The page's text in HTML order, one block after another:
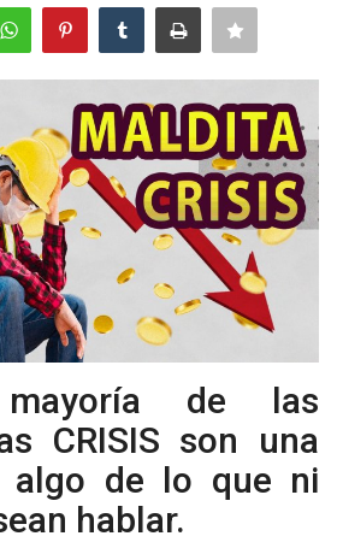
de las
CRISIS son una
algo de lo que ni
hablar.